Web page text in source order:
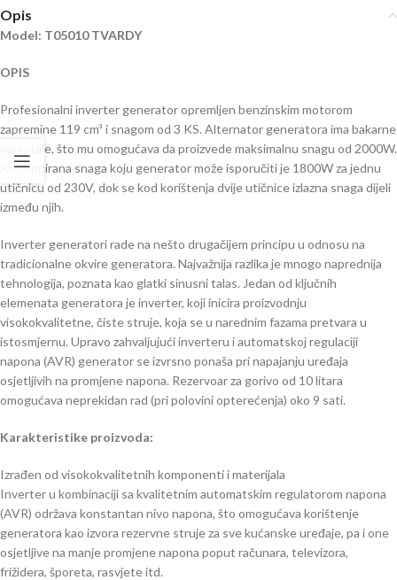
Opis
Model: T05010 TVARDY
OPIS
Profesionalni inverter generator opremljen benzinskim motorom
zapremine 119 cm³ i snagom od 3 KS. Alternator generatora ima bakarne
namotaje, što mu omogućava da proizvede maksimalnu snagu od 2000W.
Kontinuirana snaga koju generator može isporučiti je 1800W za jednu
utičnicu od 230V, dok se kod korištenja dvije utičnice izlazna snaga dijeli
između njih.
Inverter generatori rade na nešto drugačijem principu u odnosu na
tradicionalne okvire generatora. Najvažnija razlika je mnogo naprednija
tehnologija, poznata kao glatki sinusni talas. Jedan od ključnih
elemenata generatora je inverter, koji inicira proizvodnju
visokokvalitetne, čiste struje, koja se u narednim fazama pretvara u
istosmjernu. Upravo zahvaljujući inverteru i automatskoj regulaciji
napona (AVR) generator se izvrsno ponaša pri napajanju uređaja
osjetljivih na promjene napona. Rezervoar za gorivo od 10 litara
omogućava neprekidan rad (pri polovini opterećenja) oko 9 sati.
Karakteristike proizvoda:
Izrađen od visokokvalitetnih komponenti i materijala
Inverter u kombinaciji sa kvalitetnim automatskim regulatorom napona
(AVR) održava konstantan nivo napona, što omogućava korištenje
generatora kao izvora rezervne struje za sve kućanske uređaje, pa i one
osjetljive na manje promjene napona poput računara, televizora,
frižidera, šporeta, rasvjete itd.